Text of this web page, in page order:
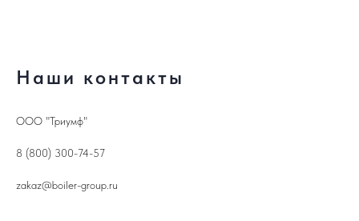
Наши контакты
ООО "Триумф"
8 (800) 300-74-57
zakaz@boiler-group.ru